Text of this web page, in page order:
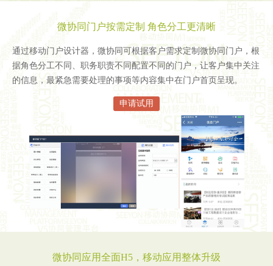
微协同门户按需定制 角色分工更清晰
通过移动门户设计器，微协同可根据客户需求定制微协同门户，根
据角色分工不同、职务职责不同配置不同的门户，让客户集中关注
的信息，最紧急需要处理的事项等内容集中在门户首页呈现。
申请试用
微协同应用全面H5，移动应用整体升级